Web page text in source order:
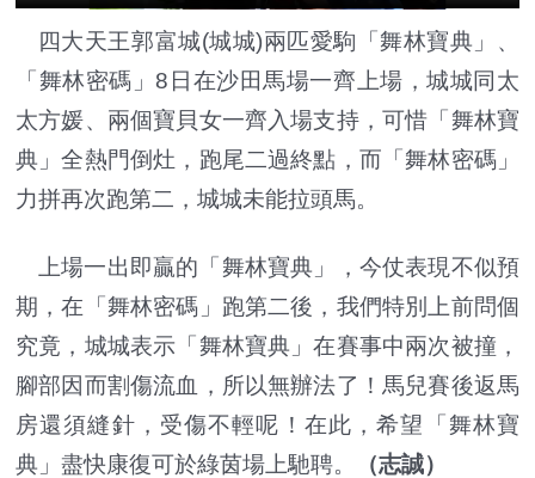
四大天王郭富城(城城)兩匹愛駒「舞林寶典」、
「舞林密碼」8日在沙田馬場一齊上場，城城同太
太方媛、兩個寶貝女一齊入場支持，可惜「舞林寶
典」全熱門倒灶，跑尾二過終點，而「舞林密碼」
力拼再次跑第二，城城未能拉頭馬。
上場一出即贏的「舞林寶典」，今仗表現不似預
期，在「舞林密碼」跑第二後，我們特別上前問個
究竟，城城表示「舞林寶典」在賽事中兩次被撞，
腳部因而割傷流血，所以無辦法了！馬兒賽後返馬
房還須縫針，受傷不輕呢！在此，希望「舞林寶
典」盡快康復可於綠茵場上馳聘。
（志誠）